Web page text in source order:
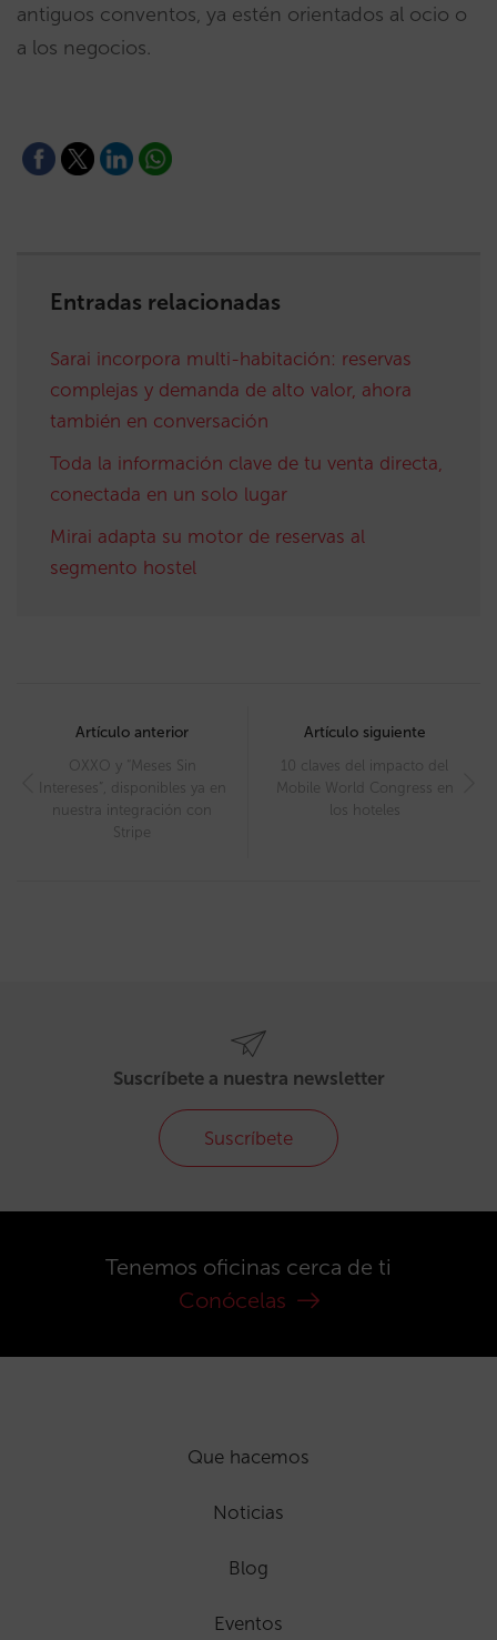
antiguos conventos, ya estén orientados al ocio o
a los negocios.
Entradas relacionadas
Sarai incorpora multi-habitación: reservas
complejas y demanda de alto valor, ahora
también en conversación
Toda la información clave de tu venta directa,
conectada en un solo lugar
Mirai adapta su motor de reservas al
segmento hostel
navigation
Artículo anterior
OXXO y “Meses Sin
Intereses”, disponibles ya en
nuestra integración con
Stripe
Artículo siguiente
10 claves del impacto del
Mobile World Congress en
los hoteles
Suscríbete a nuestra newsletter
Suscríbete
Tenemos oficinas cerca de ti
Conócelas
Que hacemos
Noticias
Blog
Eventos